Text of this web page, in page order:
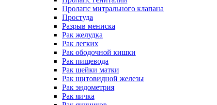
Пролапс митрального клапана
Простуда
Разрыв мениска
Рак желудка
Рак легких
Рак ободочной кишки
Рак пищевода
Рак шейки матки
Рак щитовидной железы
Рак эндометрия
Рак яичка